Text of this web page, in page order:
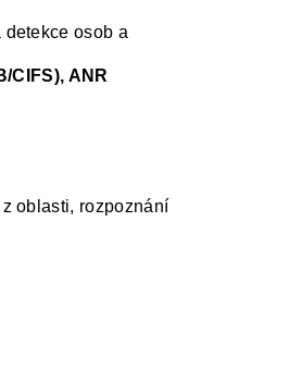
osob a
CIFS), ANR
oblasti, rozpoznání